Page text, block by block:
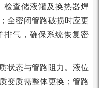
检查储液罐及换热器焊
全密闭管路破损时应更
排气，确保系统恢复密
状态与管路阻力。液位
变质需整体更换；管路